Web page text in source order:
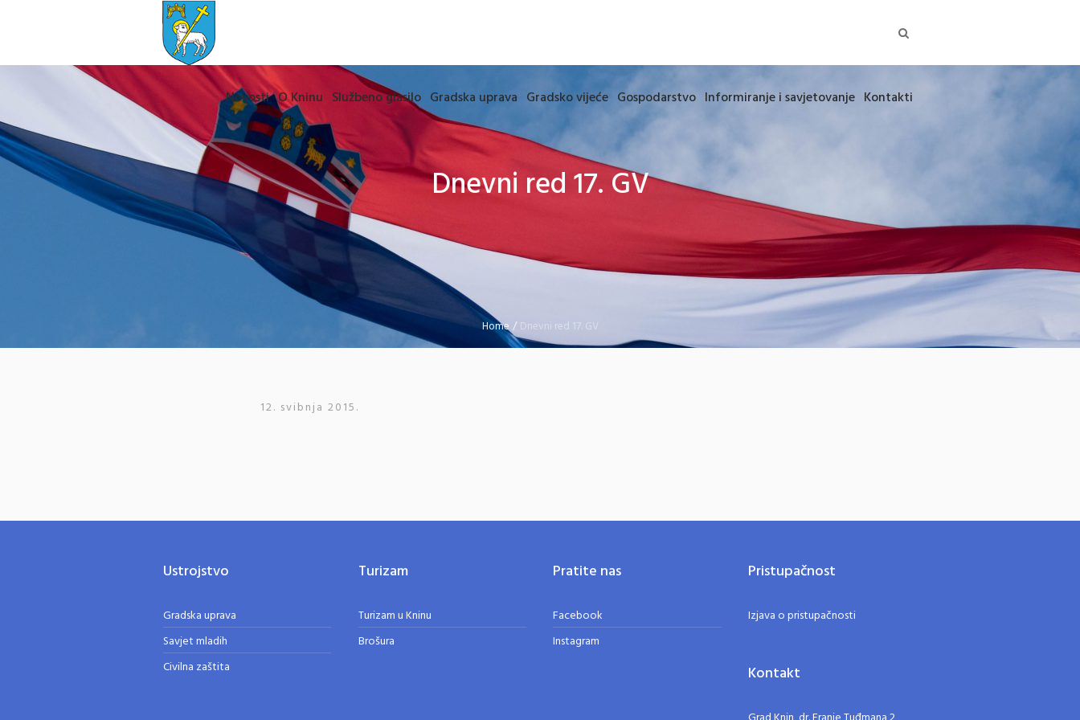
Novosti O Kninu Službeno glasilo Gradska uprava Gradsko vijeće Gospodarstvo Informiranje i savjetovanje Kontakti
Dnevni red 17. GV
Home /Dnevni red 17. GV
12. svibnja 2015.
Ustrojstvo
Gradska uprava
Savjet mladih
Civilna zaštita
Turizam
Turizam u Kninu
Brošura
Pratite nas
Facebook
Instagram
Pristupačnost
Izjava o pristupačnosti
Kontakt